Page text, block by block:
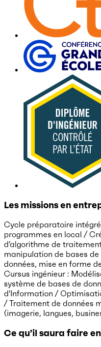
Les missions en
Cycle préparatoire
programmes en local /
d’algorithme de
manipulation de bases
données, mise en forme
Cursus ingénieur :
système de bases de
d'Information /
/ Traitement de données
(imagerie, langues,
Ce qu’il saura faire